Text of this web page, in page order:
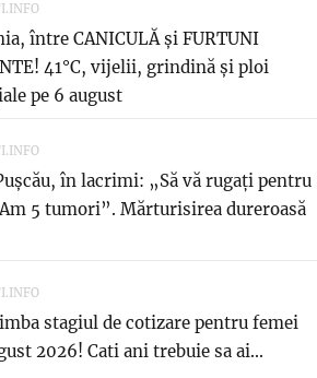
între CANICULĂ și FURTUNI
41°C, vijelii, grindină și ploi
pe 6 august
în lacrimi: „Să vă rugați pentru
5 tumori”. Mărturisirea dureroasă
stagiul de cotizare pentru femei
2026! Cati ani trebuie sa ai...